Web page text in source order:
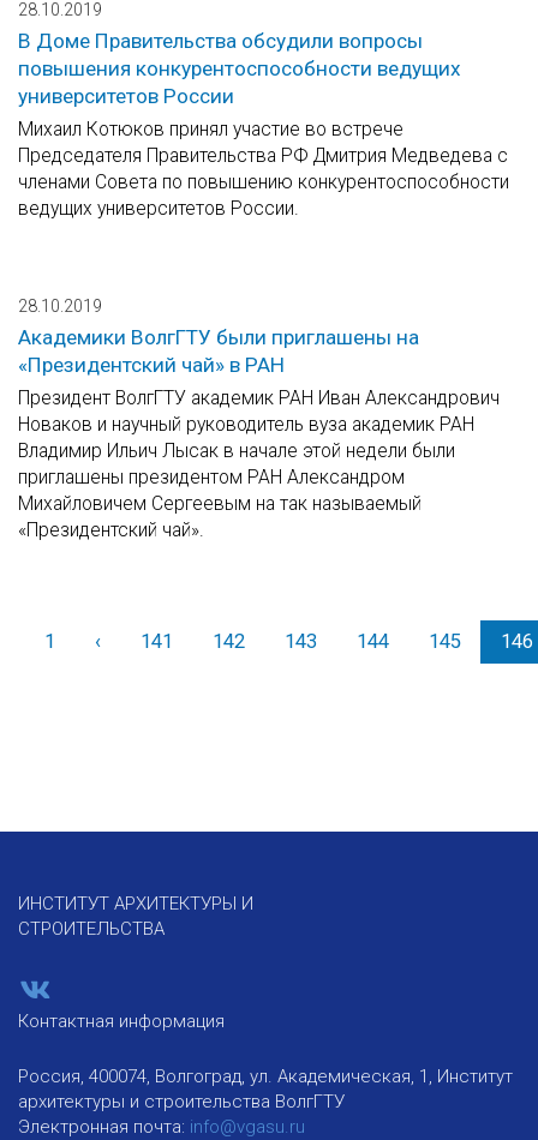
28.10.2019
В Доме Правительства обсудили вопросы
повышения конкурентоспособности ведущих
университетов России
Михаил Котюков принял участие во встрече
Председателя Правительства РФ Дмитрия Медведева с
членами Совета по повышению конкурентоспособности
ведущих университетов России.
28.10.2019
Академики ВолгГТУ были приглашены на
«Президентский чай» в РАН
Президент ВолгГТУ академик РАН Иван Александрович
Новаков и научный руководитель вуза академик РАН
Владимир Ильич Лысак в начале этой недели были
приглашены президентом РАН Александром
Михайловичем Сергеевым на так называемый
«Президентский чай».
1 ‹Назад141 142 143 144 145 146
ИНСТИТУТ АРХИТЕКТУРЫ И
СТРОИТЕЛЬСТВА
Контактная информация
Россия, 400074, Волгоград, ул. Академическая, 1, Институт
архитектуры и строительства ВолгГТУ
Электронная почта: info@vgasu.ru